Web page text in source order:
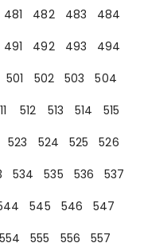
481 482 483
484
491 492 493
494
501 502 503
504
512 513 514
515
523 524 525
526
534 535 536
537
545 546
547
554 555 556
557